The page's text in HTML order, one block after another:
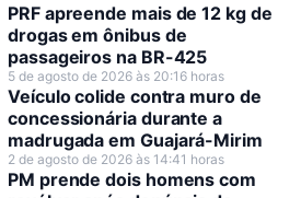
PRF apreende mais de 12 kg de
drogas em ônibus de
passageiros na BR-425
5 de agosto de 2026 às 20:16 horas
Veículo colide contra muro de
concessionária durante a
madrugada em Guajará-Mirim
2 de agosto de 2026 às 14:41 horas
PM prende dois homens com